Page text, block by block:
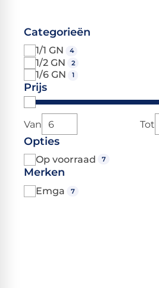
Categorieën
1/1 GN 4
1/2 GN 2
1/6 GN 1
Prijs
Van Tot
Opties
Op voorraad 7
Merken
Emga 7